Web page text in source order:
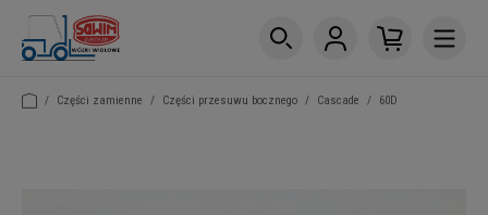
/ Części zamienne / Części przesuwu bocznego / Cascade / 60D